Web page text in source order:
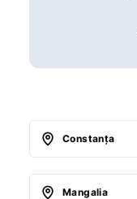
Constanţa
Mangalia